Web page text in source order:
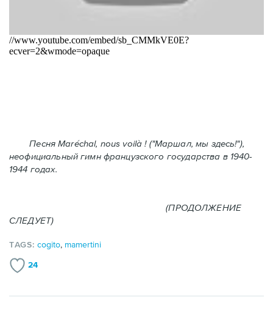
Песня Maréchal, nous voilà ! ("Маршал, мы здесь!"),
неофициальный гимн французского государства в 1940-
1944 годах.
(ПРОДОЛЖЕНИЕ
СЛЕДУЕТ)
TAGS:cogito, mamertini
24